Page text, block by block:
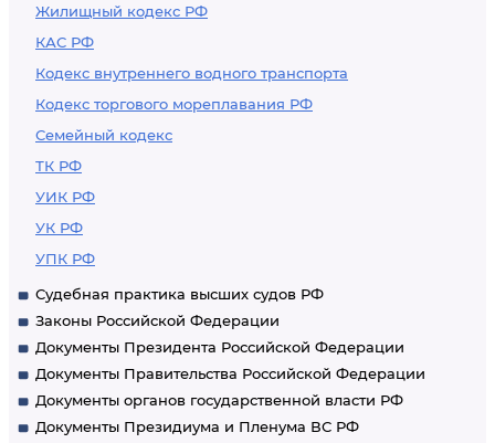
Жилищный кодекс РФ
КАС РФ
Кодекс внутреннего водного транспорта
Кодекс торгового мореплавания РФ
Семейный кодекс
ТК РФ
УИК РФ
УК РФ
УПК РФ
Судебная практика высших судов РФ
Законы Российской Федерации
Документы Президента Российской Федерации
Документы Правительства Российской Федерации
Документы органов государственной власти РФ
Документы Президиума и Пленума ВС РФ